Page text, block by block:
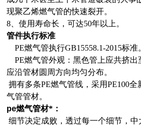
现聚乙烯燃气管的快速裂开。
8、使用寿命长，可达50年以上
管件执行标准
PE燃气管执行GB15558.1-2015标准
PE燃气管外观：黑色管上应共挤出
应沿管材圆周方向均匀分布。
拥有多条PE燃气管线，采用PE100全
气管管材。
pe燃气管材*：
细节决定成败，透过每一个细节，